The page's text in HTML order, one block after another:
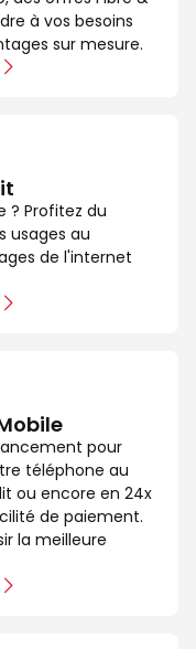
à vos besoins
sur mesure.
? Profitez du
usages au
de l'internet
pour
téléphone au
ou encore en 24x
de paiement.
la meilleure